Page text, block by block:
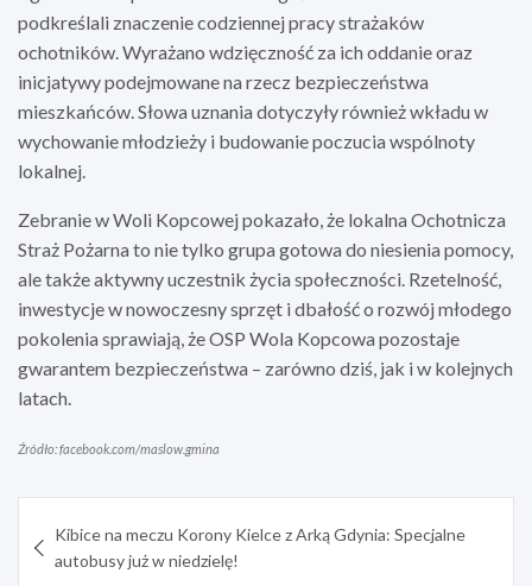
podkreślali znaczenie codziennej pracy strażaków
ochotników. Wyrażano wdzięczność za ich oddanie oraz
inicjatywy podejmowane na rzecz bezpieczeństwa
mieszkańców. Słowa uznania dotyczyły również wkładu w
wychowanie młodzieży i budowanie poczucia wspólnoty
lokalnej.
Zebranie w Woli Kopcowej pokazało, że lokalna Ochotnicza
Straż Pożarna to nie tylko grupa gotowa do niesienia pomocy,
ale także aktywny uczestnik życia społeczności. Rzetelność,
inwestycje w nowoczesny sprzęt i dbałość o rozwój młodego
pokolenia sprawiają, że OSP Wola Kopcowa pozostaje
gwarantem bezpieczeństwa – zarówno dziś, jak i w kolejnych
latach.
Źródło: facebook.com/maslow.gmina
wpisu
Kibice na meczu Korony Kielce z Arką Gdynia: Specjalne
autobusy już w niedzielę!